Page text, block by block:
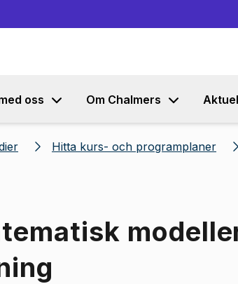
oss Om Chalmers
Hitta kurs- och programplaner